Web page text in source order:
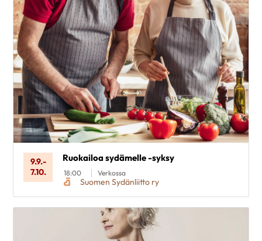
9.9.-
7.10.
Ruokailoa sydämelle -syksy
18:00 Verkossa
Suomen Sydänliitto ry